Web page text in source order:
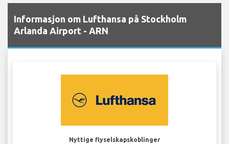
Informasjon om Lufthansa på Stockholm
Arlanda Airport - ARN
Nyttige flyselskapskoblinger